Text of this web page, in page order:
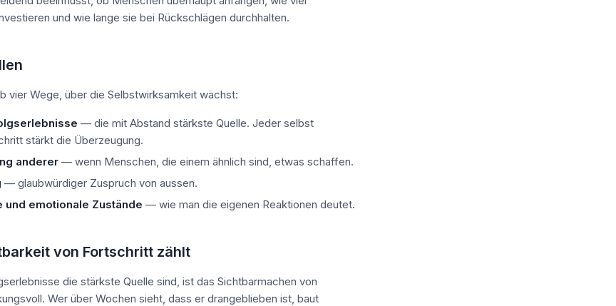
und wie lange sie bei Rückschlägen durchhalten.
vier Wege, über die Selbstwirksamkeit wächst:
— die mit Abstand stärkste Quelle. Jeder selbst
stärkt die Überzeugung.
anderer — wenn Menschen, die einem ähnlich sind, etwas schaffen.
— glaubwürdiger Zuspruch von aussen.
und emotionale Zustände — wie man die eigenen Reaktionen deutet.
von Fortschritt zählt
die stärkste Quelle sind, ist das Sichtbarmachen von
Wer über Wochen sieht, dass er drangeblieben ist, baut